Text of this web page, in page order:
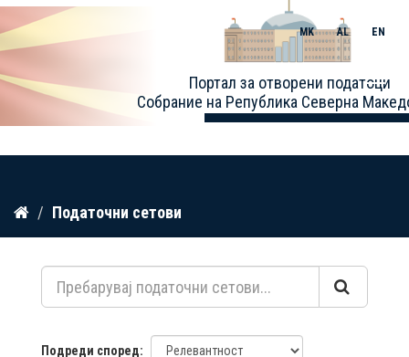
Прескокнете
содржина
Портал за отворени податоци
Собрание на Република Северна
MK AL EN
Toggle
Податочни сетови
Подреди според